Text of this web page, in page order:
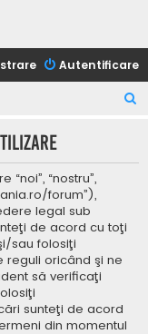
Autentificare
t
“nostru”,
forum”),
legal sub
de acord cu toţi
sau folosiţi
reguli oricând şi ne
să verificaţi
sunteţi de acord
din momentul